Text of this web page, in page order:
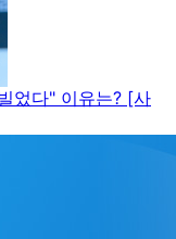
었다" 이유는? [사